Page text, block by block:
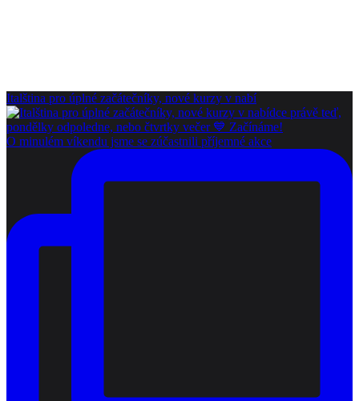
Italština pro úplné začátečníky, nové kurzy v nabí
O minulém víkendu jsme se zúčastnili příjemné akce